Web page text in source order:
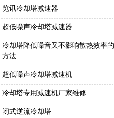
览讯冷却塔减速器
超低噪声冷却塔减速器
冷却塔降低噪音又不影响散热效率的
方法
超低噪声冷却塔减速机
冷却塔专用减速机厂家维修
闭式逆流冷却塔